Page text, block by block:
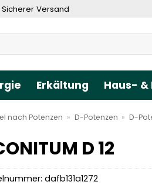
Sicherer Versand
Erkältung Haus- &
nach Potenzen » D-Potenzen » D-
D 12
dafb131a1272